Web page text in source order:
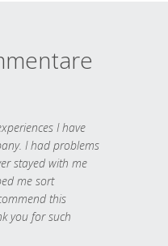
I have
I had problems
stayed with me
me sort
this
you for such